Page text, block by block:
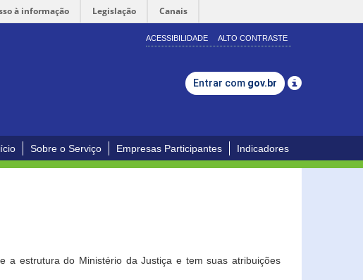
à informação Legislação Canais
ACESSIBILIDADE ALTO CONTRASTE
Entrar com gov.br
Sobre o Serviço Empresas Participantes Indicadores
a estrutura do Ministério da Justiça e tem suas atribuições